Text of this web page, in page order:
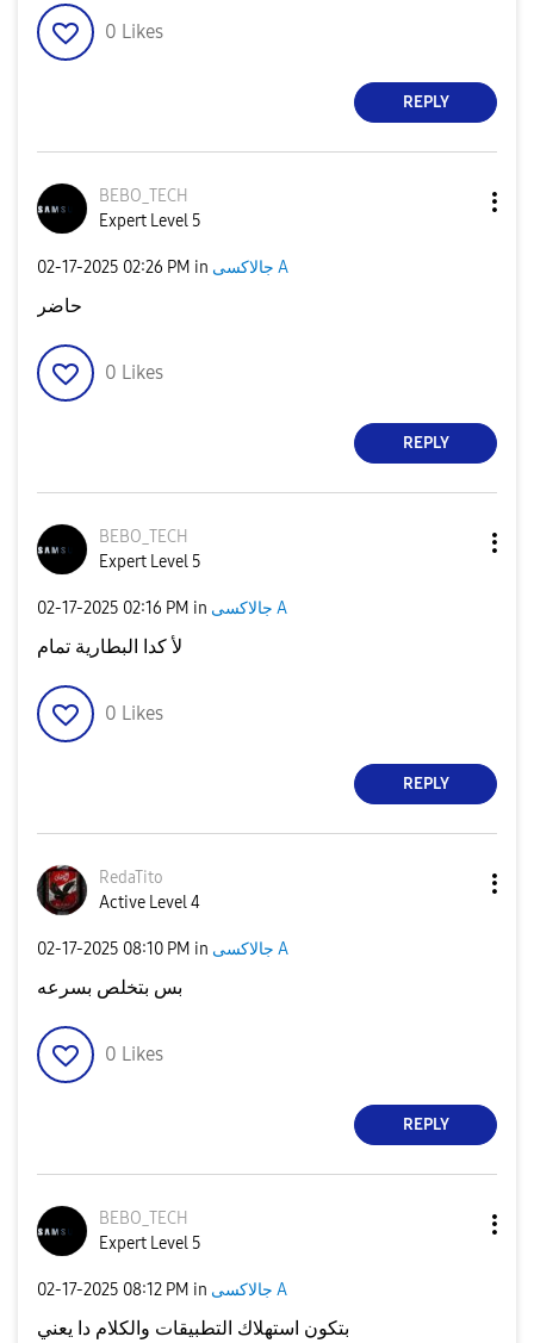
0 Likes
REPLY
BEBO_TECH
Expert Level 5
‎02-17-2025 02:26 PM in جالاكسى A
حاضر
0 Likes
REPLY
BEBO_TECH
Expert Level 5
‎02-17-2025 02:16 PM in جالاكسى A
لأ كدا البطارية تمام
0 Likes
REPLY
RedaTito
Active Level 4
‎02-17-2025 08:10 PM in جالاكسى A
بس بتخلص بسرعه
0 Likes
REPLY
BEBO_TECH
Expert Level 5
‎02-17-2025 08:12 PM in جالاكسى A
بتكون استهلاك التطبيقات والكلام دا يعني